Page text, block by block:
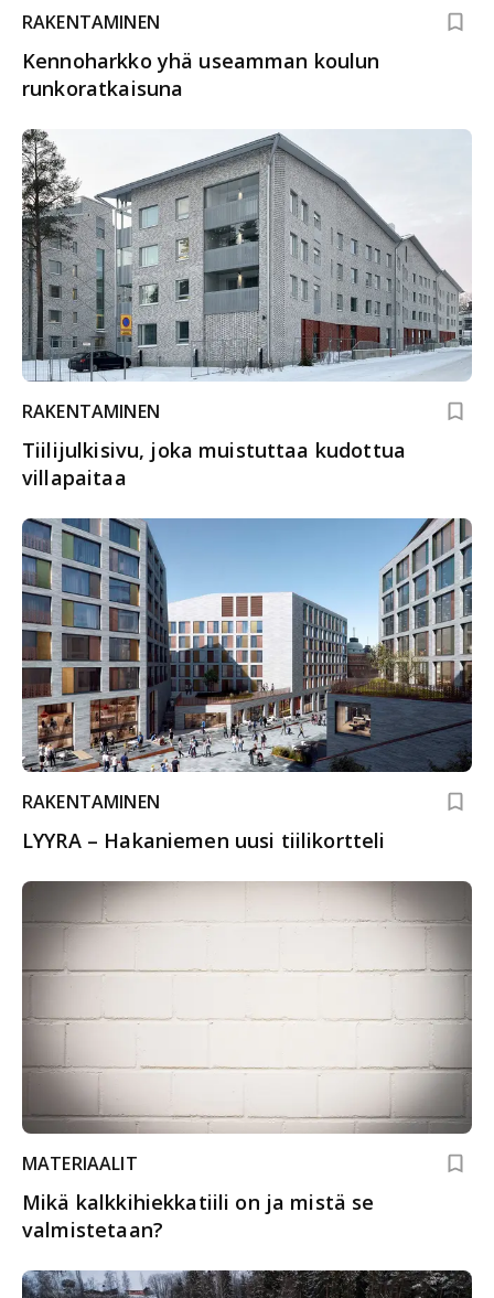
RAKENTAMINEN
Kennoharkko yhä useamman koulun
runkoratkaisuna
RAKENTAMINEN
Tiilijulkisivu, joka muistuttaa kudottua
villapaitaa
RAKENTAMINEN
LYYRA – Hakaniemen uusi tiilikortteli
MATERIAALIT
Mikä kalkkihiekkatiili on ja mistä se
valmistetaan?